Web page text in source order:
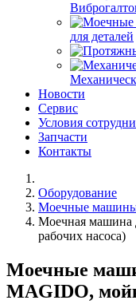
для деталей
Новости
Сервис
Условия
Запчасти
Контакты
Оборудование
Моечные машины
Моечная машина
рабочих насоса)
Моечные
MAGIDO,